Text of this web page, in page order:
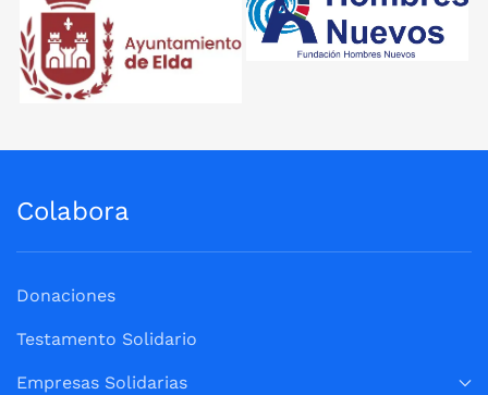
Colabora
Donaciones
Testamento Solidario
Empresas Solidarias